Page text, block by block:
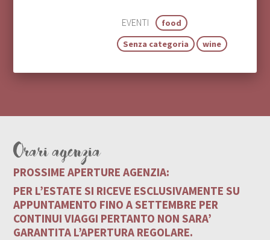
EVENTI
food
Senza categoria
wine
Orari agenzia
PROSSIME APERTURE AGENZIA:
PER L’ESTATE SI RICEVE ESCLUSIVAMENTE SU
APPUNTAMENTO FINO A SETTEMBRE PER
CONTINUI VIAGGI PERTANTO NON SARA’
GARANTITA L’APERTURA REGOLARE.